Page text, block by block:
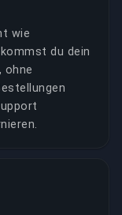
wie
du dein
ohne